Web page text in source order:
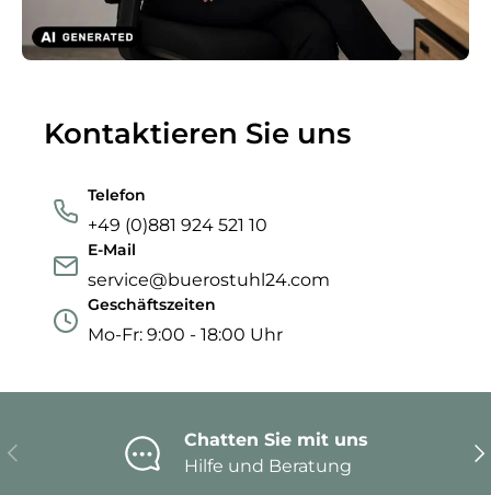
Kontaktieren Sie uns
Telefon
+49 (0)881 924 521 10
E-Mail
service@buerostuhl24.com
Geschäftszeiten
Mo-Fr: 9:00 - 18:00 Uhr
Vorherige
Chatten Sie mit uns
Hilfe und Beratung